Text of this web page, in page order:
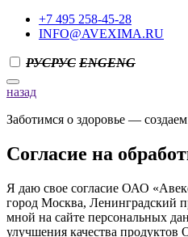
+7 495 258-45-28
INFO@AVEXIMA.RU
РУСРУС ENGENG
назад
Заботимся о здоровье —
Согласие на
Я даю свое согласие ОАО
город Москва, Ленинградский
мной на сайте персональных
улучшения качества продуктов